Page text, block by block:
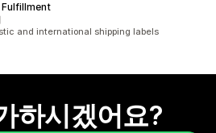
Fulfillment
and international shipping labels
하시겠어요?